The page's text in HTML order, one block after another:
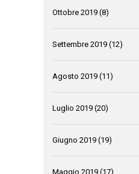
Ottobre 2019 (8)
Settembre 2019 (12)
Agosto 2019 (11)
Luglio 2019 (20)
Giugno 2019 (19)
Maggio 2019 (17)